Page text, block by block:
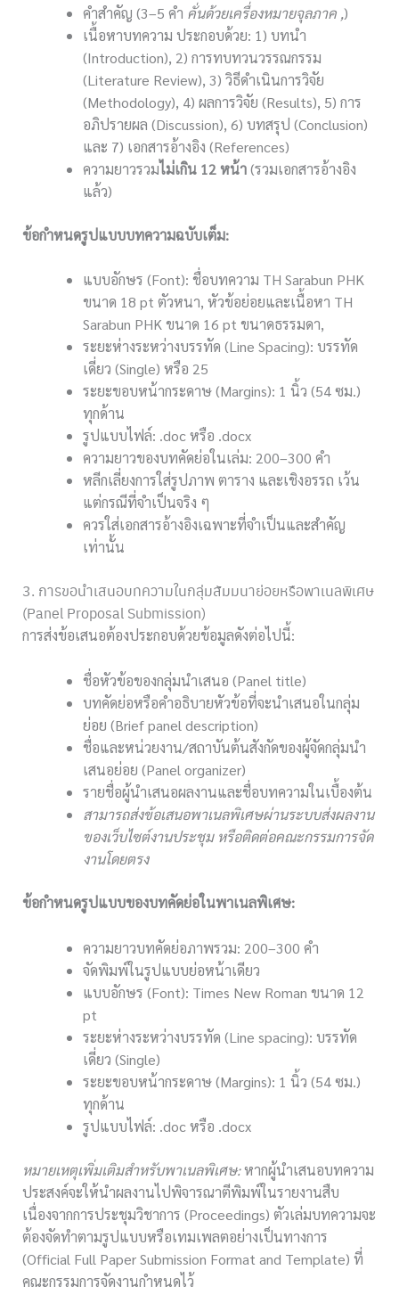
คำสำคัญ (3–5 คำ คั่นด้วยเครื่องหมายจุลภาค ,)
เนื้อหาบทความ ประกอบด้วย: 1) บทนำ
(Introduction), 2) การทบทวนวรรณกรรม
(Literature Review), 3) วิธีดำเนินการวิจัย
(Methodology), 4) ผลการวิจัย (Results), 5) การ
อภิปรายผล (Discussion), 6) บทสรุป (Conclusion)
และ 7) เอกสารอ้างอิง (References)
ความยาวรวมไม่เกิน 12 หน้า(รวมเอกสารอ้างอิง
แล้ว)
ข้อกำหนดรูปแบบบทความฉบับเต็ม:
แบบอักษร (Font): ชื่อบทความ TH Sarabun PHK
ขนาด 18 pt ตัวหนา, หัวข้อย่อยและเนื้อหา TH
Sarabun PHK ขนาด 16 pt ขนาดธรรมดา,
ระยะห่างระหว่างบรรทัด (Line Spacing): บรรทัด
เดี่ยว (Single) หรือ 25
ระยะขอบหน้ากระดาษ (Margins): 1 นิ้ว (54 ซม.)
ทุกด้าน
รูปแบบไฟล์: .doc หรือ .docx
ความยาวของบทคัดย่อในเล่ม: 200–300 คำ
หลีกเลี่ยงการใส่รูปภาพ ตาราง และเชิงอรรถ เว้น
แต่กรณีที่จำเป็นจริง ๆ
ควรใส่เอกสารอ้างอิงเฉพาะที่จำเป็นและสำคัญ
เท่านั้น
3. การขอนำเสนอบทความในกลุ่มสัมมนาย่อยหรือพาเนลพิเศษ
(Panel Proposal Submission)
การส่งข้อเสนอต้องประกอบด้วยข้อมูลดังต่อไปนี้:
ชื่อหัวข้อของกลุ่มนำเสนอ (Panel title)
บทคัดย่อหรือคำอธิบายหัวข้อที่จะนำเสนอในกลุ่ม
ย่อย (Brief panel description)
ชื่อและหน่วยงาน/สถาบันต้นสังกัดของผู้จัดกลุ่มนำ
เสนอย่อย (Panel organizer)
รายชื่อผู้นำเสนอผลงานและชื่อบทความในเบื้องต้น
สามารถส่งข้อเสนอพาเนลพิเศษผ่านระบบส่งผลงาน
ของเว็บไซต์งานประชุม หรือติดต่อคณะกรรมการจัด
งานโดยตรง
ข้อกำหนดรูปแบบของบทคัดย่อในพาเนลพิเศษ:
ความยาวบทคัดย่อภาพรวม: 200–300 คำ
จัดพิมพ์ในรูปแบบย่อหน้าเดียว
แบบอักษร (Font): Times New Roman ขนาด 12
pt
ระยะห่างระหว่างบรรทัด (Line spacing): บรรทัด
เดี่ยว (Single)
ระยะขอบหน้ากระดาษ (Margins): 1 นิ้ว (54 ซม.)
ทุกด้าน
รูปแบบไฟล์: .doc หรือ .docx
หมายเหตุเพิ่มเติมสำหรับพาเนลพิเศษ:หากผู้นำเสนอบทความ
ประสงค์จะให้นำผลงานไปพิจารณาตีพิมพ์ในรายงานสืบ
เนื่องจากการประชุมวิชาการ (Proceedings) ตัวเล่มบทความจะ
ต้องจัดทำตามรูปแบบหรือเทมเพลตอย่างเป็นทางการ
(Official Full Paper Submission Format and Template) ที่
คณะกรรมการจัดงานกำหนดไว้